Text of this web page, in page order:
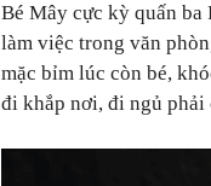
Bé Mây cực kỳ quấn ba
làm việc trong văn
mặc bỉm lúc còn bé,
đi khắp nơi, đi ngủ phải